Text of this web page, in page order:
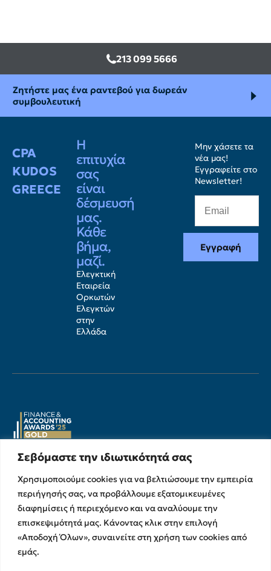
Σεβόμαστε την ιδιωτικότητά σας
Χρησιμοποιούμε cookies για να βελτιώσουμε την εμπειρία
περιήγησής σας, να προβάλλουμε εξατομικευμένες
διαφημίσεις ή περιεχόμενο και να αναλύουμε την
επισκεψιμότητά μας. Κάνοντας κλικ στην επιλογή
«Αποδοχή Όλων», συναινείτε στη χρήση των cookies από
εμάς.
213 099 5666
Ζητήστε μας ένα ραντεβού για δωρεάν
συμβουλευτική
CPA
KUDOS
GREECE
Η
επιτυχία
σας
είναι
δέσμευσή
μας.
Κάθε
βήμα,
μαζί.
Ελεγκτική
Εταιρεία
Ορκωτών
Ελεγκτών
στην
Ελλάδα
Μην χάσετε τα
νέα μας!
Εγγραφείτε στο
Newsletter!
Εγγραφή
Υπηρεσίες Ελέγχου &
Διασφάλισης
Χρηματοικοικονομικές &
Συμβουλευτικές Υπηρεσίες
Υπηρεσίες Ανάπτυξης και
Καινοτομίας
Ο Όμιλος
Η Ομάδα μας
Ευκαιρίες Καριέρας
Στρατηγικές Συνεργασίες